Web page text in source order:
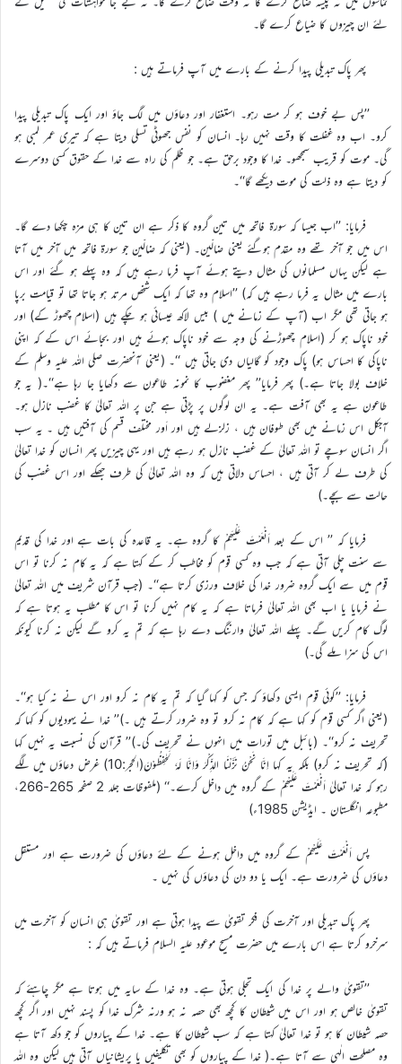
لئے ان چیزوں کا ضیاع کرے گا۔
پھر پاک تبدیلی پیدا کرنے کے بارے میں آپ فرماتے ہیں :
’’پس بے خوف ہو کر مت رہو۔ استغفار اور دعاؤں میں لگ جاؤ اور ایک پاک تبدیلی پیدا
کرو۔ اب وہ غفلت کا وقت نہیں رہا۔ انسان کو نفس جھوٹی تسلی دیتا ہے کہ تیری عمر لمبی ہو
گی۔ موت کو قریب سمجھو۔ خدا کا وجود برحق ہے۔ جو ظلم کی راہ سے خدا کے حقوق کسی دوسرے
کو دیتا ہے وہ ذلت کی موت دیکھے گا‘‘۔
فرمایا: ’’اب جیسا کہ سورۃ فاتحہ میں تین گروہ کا ذکر ہے ان تین کا ہی مزہ چکھا دے گا۔
اس میں جو آخر تھے وہ مقدم ہوگئے یعنی ضالّین۔ (یعنی کہ ضالّین جو سورۃ فاتحہ میں آخر میں آتا
ہے لیکن یہاں مسلمانوں کی مثال دیتے ہوئے آپ فرما رہے ہیں کہ وہ پہلے ہو گئے اور اس
بارے میں مثال یہ فرما رہے ہیں کہ) ’’اسلام وہ تھا کہ ایک شخص مرتد ہو جاتا تھا تو قیامت برپا
ہو جاتی تھی مگر اب (آپ کے زمانے میں ) بیس لاکھ عیسائی ہو چکے ہیں (اسلام چھوڑ کے) اور
خود ناپاک ہو کر (اسلام چھوڑنے کی وجہ سے خود ناپاک ہوئے ہیں اور بجائے اس کے کہ اپنی
ناپاکی کا احساس ہو) پاک وجود کو گالیاں دی جاتی ہیں ‘‘۔ (یعنی آنحضرت صلی اللہ علیہ وسلم کے
خلاف بولا جاتا ہے۔) پھر فرمایا’’ پھر مغضوب کا نمونہ طاعون سے دکھایا جا رہا ہے‘‘۔( یہ جو
طاعون ہے یہ بھی آفت ہے۔ یہ ان لوگوں پر پڑتی ہے جن پر اللہ تعالیٰ کا غضب نازل ہو۔
آجکل اس زمانے میں بھی طوفان ہیں ، زلزلے ہیں اور اَور مختلف قسم کی آفتیں ہیں ۔ یہ سب
اگر انسان سوچے تو اللہ تعالیٰ کے غضب نازل ہو رہے ہیں اور یہی چیزیں پھر انسان کو خدا تعالیٰ
کی طرف لے کر آتی ہیں ، احساس دلاتی ہیں کہ وہ اللہ تعالیٰ کی طرف جھکے اور اس غضب کی
حالت سے بچے۔)
فرمایا کہ ’’ اس کے بعد اَنْعَمْتَ عَلْیَھِمْ کا گروہ ہے۔ یہ قاعدہ کی بات ہے اور خدا کی قدیم
سے سنت چلی آتی ہے کہ جب وہ کسی قوم کو مخاطب کر کے کہتا ہے کہ یہ کام نہ کرنا تو اس
قوم میں سے ایک گروہ ضرور خدا کی خلاف ورزی کرتا ہے‘‘۔ (جب قرآن شریف میں اللہ تعالیٰ
نے فرمایا یا اب بھی اللہ تعالیٰ فرماتا ہے کہ یہ کام نہیں کرنا تو اس کا مطلب یہ ہوتا ہے کہ
لوگ کام کریں گے۔ پہلے اللہ تعالیٰ وارننگ دے رہا ہے کہ تم یہ کرو گے لیکن نہ کرنا کیونکہ
اس کی سزا ملے گی۔)
فرمایا: ’’کوئی قوم ایسی دکھاؤ کہ جس کو کہا گیا کہ تم یہ کام نہ کرو اور اس نے نہ کیا ہو‘‘۔
(یعنی اگر کسی قوم کو کہا ہے کہ کام نہ کرو تو وہ ضرور کرتے ہیں ۔)’’ خدا نے یہودیوں کو کہا کہ
تحریف نہ کرو‘‘۔ (بائبل میں تورات میں انہوں نے تحریف کی۔)’’ قرآن کی نسبت یہ نہیں کہا
(کہ تحریف نہ کرو) بلکہ یہ کہا اِنَّا نَحْنُ نَزَّلْنَا الذِّکْرَ وَاِنَّا لَہٗ لَحٰفِظُوْنَ(الحجر:10) غرض دعاؤں میں لگے
رہو کہ خدا تعالیٰ اَنْعَمْتَ عَلَیْھِمْ کے گروہ میں داخل کرے۔‘‘ (ملفوظات جلد 2 صفحہ 265-266،
مطبوعہ انگلستان ۔ ایڈیشن 1985ء)
پس اَنْعَمْتَ عَلَیْھِمْ کے گروہ میں داخل ہونے کے لئے دعاؤں کی ضرورت ہے اور مستقل
دعاؤں کی ضرورت ہے۔ ایک یا دو دن کی دعاؤں کی نہیں ۔
پھر پاک تبدیلی اور آخرت کی فکر تقویٰ سے پیدا ہوتی ہے اور تقویٰ ہی انسان کو آخرت میں
سرخرو کرتا ہے اس بارے میں حضرت مسیح موعود علیہ السلام فرماتے ہیں کہ :
’’تقویٰ والے پر خدا کی ایک تجلی ہوتی ہے۔ وہ خدا کے سایہ میں ہوتا ہے مگر چاہئے کہ
تقویٰ خالص ہو اور اس میں شیطان کا کچھ بھی حصہ نہ ہو ورنہ شرک خدا کو پسند نہیں اور اگر کچھ
حصہ شیطان کا ہو تو خدا تعالیٰ کہتا ہے کہ سب شیطان کا ہے۔ خدا کے پیاروں کو جو دکھ آتا ہے
وہ مصلحت الٰہی سے آتا ہے۔( خدا کے پیاروں کو بھی تکلیفیں یا پریشانیاں آتی ہیں لیکن وہ اللہ